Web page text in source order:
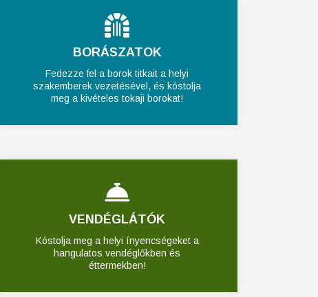
BORÁSZATOK
Fedezze fel a borok titkait a helyi
szakemberek vezetésével, és kóstolja
meg a kivételes tokaji borokat!
VENDÉGLÁTÓK
Kóstolja meg a helyi ínyencségeket a
hangulatos vendéglőkben és
éttermekben!